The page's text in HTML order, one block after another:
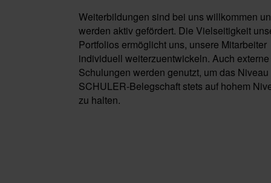
Weiterbildungen sind bei uns willkommen
werden aktiv gefördert. Die Vielseitigkeit
Portfolios ermöglicht uns, unsere Mitarbeiter
individuell weiterzuentwickeln. Auch externe
Schulungen werden genutzt, um das Niveau
SCHULER-Belegschaft stets auf hohem
zu halten.